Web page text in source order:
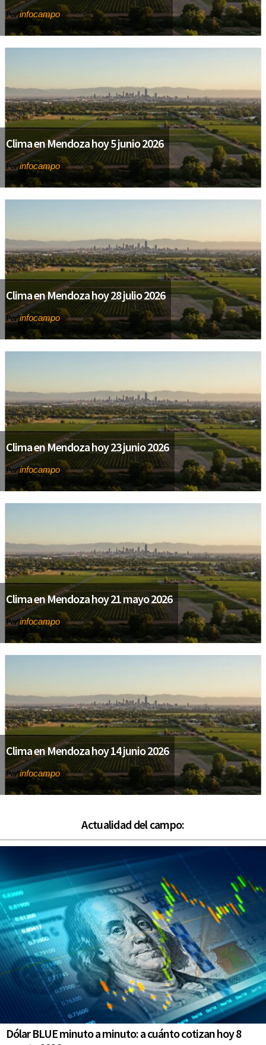
Porinfocampo
Clima en Mendoza hoy 5 junio 2026
Porinfocampo
Clima en Mendoza hoy 28 julio 2026
Porinfocampo
Clima en Mendoza hoy 23 junio 2026
Porinfocampo
Clima en Mendoza hoy 21 mayo 2026
Porinfocampo
Clima en Mendoza hoy 14 junio 2026
Porinfocampo
Actualidad del campo:
Dólar BLUE minuto a minuto: a cuánto cotizan hoy 8